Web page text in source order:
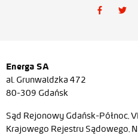
Energa SA
al. Grunwaldzka 472
80-309 Gdańsk
Sąd Rejonowy Gdańsk-Północ,
Krajowego Rejestru Sądowego,